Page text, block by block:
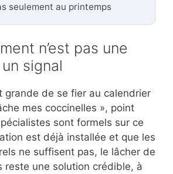
seulement au printemps
n’est pas une
signal
grande de se fier au calendrier
mes coccinelles », point
sont formels sur ce
est déjà installée et que les
ne suffisent pas, le lâcher de
reste une solution crédible, à